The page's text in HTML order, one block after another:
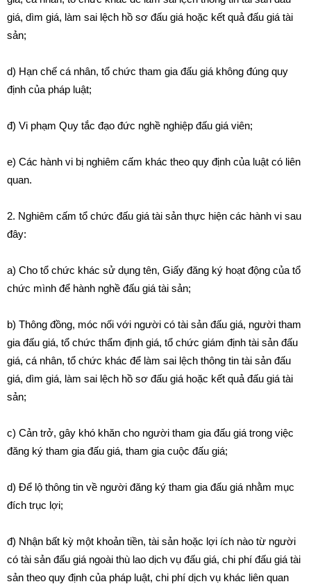
giá, dìm giá, làm sai lệch hồ sơ đấu giá hoặc kết quả đấu giá tài
sản;
d) Hạn chế cá nhân, tổ chức tham gia đấu giá không đúng quy
định của pháp luật;
đ) Vi phạm Quy tắc đạo đức nghề nghiệp đấu giá viên;
e) Các hành vi bị nghiêm cấm khác theo quy định của luật có liên
quan.
2. Nghiêm cấm tổ chức đấu giá tài sản thực hiện các hành vi sau
đây:
a) Cho tổ chức khác sử dụng tên, Giấy đăng ký hoạt động của tổ
chức mình để hành nghề đấu giá tài sản;
b) Thông đồng, móc nối với người có tài sản đấu giá, người tham
gia đấu giá, tổ chức thẩm định giá, tổ chức giám định tài sản đấu
giá, cá nhân, tổ chức khác để làm sai lệch thông tin tài sản đấu
giá, dìm giá, làm sai lệch hồ sơ đấu giá hoặc kết quả đấu giá tài
sản;
c) Cản trở, gây khó khăn cho người tham gia đấu giá trong việc
đăng ký tham gia đấu giá, tham gia cuộc đấu giá;
d) Để lộ thông tin về người đăng ký tham gia đấu giá nhằm mục
đích trục lợi;
đ) Nhận bất kỳ một khoản tiền, tài sản hoặc lợi ích nào từ người
có tài sản đấu giá ngoài thù lao dịch vụ đấu giá, chi phí đấu giá tài
sản theo quy định của pháp luật, chi phí dịch vụ khác liên quan